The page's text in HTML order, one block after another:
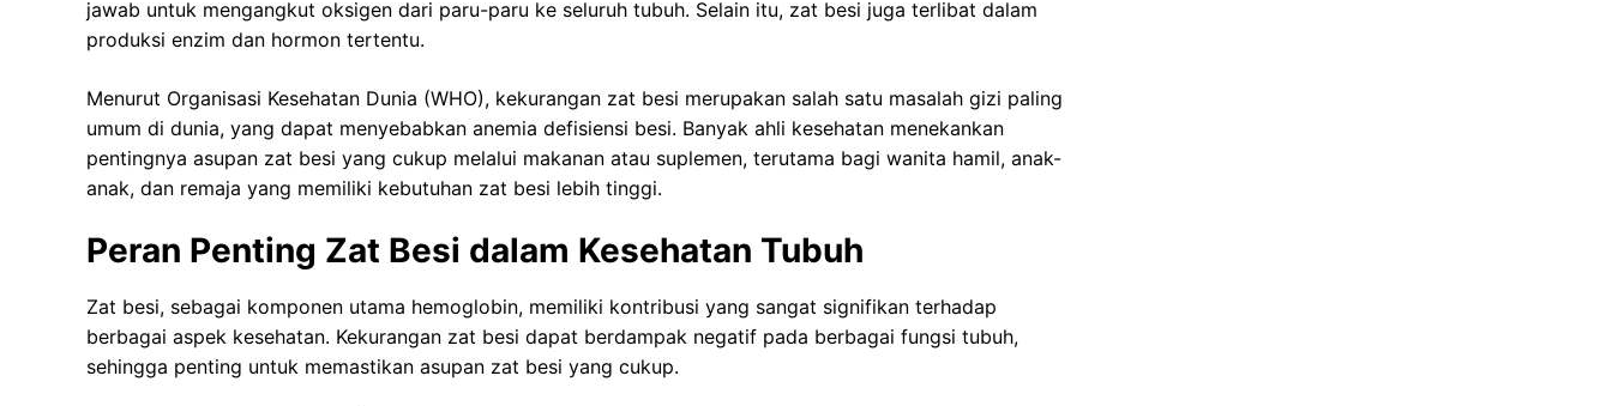
jawab untuk mengangkut oksigen dari paru-paru ke seluruh tubuh. Selain itu, zat besi juga terlibat dalam
produksi enzim dan hormon tertentu.
Menurut Organisasi Kesehatan Dunia (WHO), kekurangan zat besi merupakan salah satu masalah gizi paling
umum di dunia, yang dapat menyebabkan anemia defisiensi besi. Banyak ahli kesehatan menekankan
pentingnya asupan zat besi yang cukup melalui makanan atau suplemen, terutama bagi wanita hamil, anak-
anak, dan remaja yang memiliki kebutuhan zat besi lebih tinggi.
Peran Penting Zat Besi dalam Kesehatan Tubuh
Zat besi, sebagai komponen utama hemoglobin, memiliki kontribusi yang sangat signifikan terhadap
berbagai aspek kesehatan. Kekurangan zat besi dapat berdampak negatif pada berbagai fungsi tubuh,
sehingga penting untuk memastikan asupan zat besi yang cukup.